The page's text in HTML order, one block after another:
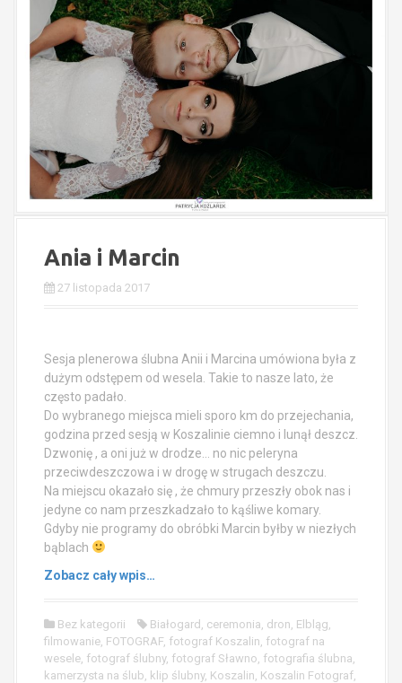
Ania i Marcin
27 listopada 2017
Sesja plenerowa ślubna Anii i Marcina umówiona była z
dużym odstępem od wesela. Takie to nasze lato, że
często padało.
Do wybranego miejsca mieli sporo km do przejechania,
godzina przed sesją w Koszalinie ciemno i lunął deszcz.
Dzwonię , a oni już w drodze… no nic peleryna
przeciwdeszczowa i w drogę w strugach deszczu.
Na miejscu okazało się , że chmury przeszły obok nas i
jedyne co nam przeszkadzało to kąśliwe komary.
Gdyby nie programy do obróbki Marcin byłby w niezłych
bąblach
Zobacz cały wpis…
Bez kategorii Białogard ceremonia dron Elbląg
filmowanie FOTOGRAF fotograf Koszalin fotograf na
wesele fotograf ślubny, fotograf Sławno fotografia ślubna
kamerzysta na ślub klip ślubny, Koszalin Koszalin Fotograf